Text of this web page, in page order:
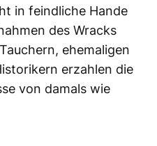
in feindliche Hande
des Wracks
ehemaligen
erzahlen die
von damals wie